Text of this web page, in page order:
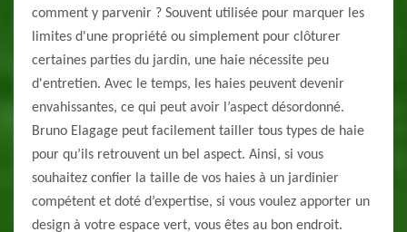
comment y parvenir ? Souvent utilisée pour marquer les
limites d'une propriété ou simplement pour clôturer
certaines parties du jardin, une haie nécessite peu
d'entretien. Avec le temps, les haies peuvent devenir
envahissantes, ce qui peut avoir l’aspect désordonné.
Bruno Elagage peut facilement tailler tous types de haie
pour qu’ils retrouvent un bel aspect. Ainsi, si vous
souhaitez confier la taille de vos haies à un jardinier
compétent et doté d’expertise, si vous voulez apporter un
design à votre espace vert, vous êtes au bon endroit.